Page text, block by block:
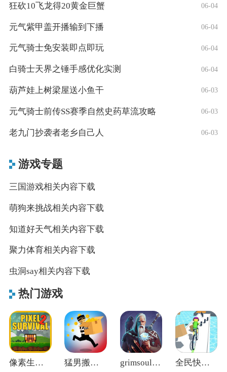
狂砍10飞龙得20黄金巨蟹 06-04
元气紫甲盖开播输到下播 06-04
元气骑士免安装即点即玩 06-04
白骑士天界之锤手感优化实测 06-04
葫芦娃上树梁屋送小鱼干 06-03
元气骑士前传SS赛季自然史药草流攻略 06-03
老九门抄袭者老乡自己人 06-03
游戏专题
三国游戏相关内容下载
萌狗来挑战相关内容下载
知道好天气相关内容下载
聚力体育相关内容下载
虫洞say相关内容下载
热门游戏
像素生存2官方正版 猛男搬家中文版 grimsoul地球末日中世纪 全民快冲关